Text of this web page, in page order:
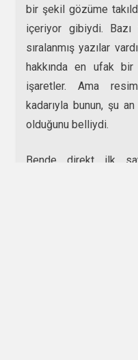
bir şekil gözüme
içeriyor gibiydi. Bazı
sıralanmış yazılar
hakkında en ufak
işaretler. Ama
kadarıyla bunun, şu
olduğunu belliydi.
Bende direkt ilk